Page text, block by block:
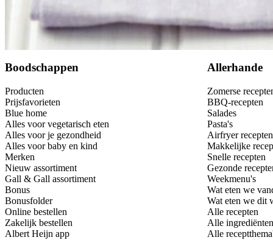
Boodschappen
Producten
Prijsfavorieten
Blue home
Alles voor vegetarisch eten
Alles voor je gezondheid
Alles voor baby en kind
Merken
Nieuw assortiment
Gall & Gall assortiment
Bonus
Bonusfolder
Online bestellen
Zakelijk bestellen
Albert Heijn app
Allerhande
Zomerse
BBQ-recepten
Salades
Pasta's
Airfryer recepten
Makkelijke
Snelle recepten
Gezonde
Weekmenu's
Wat eten we
Wat eten we dit
Alle recepten
Alle ingrediënten
Alle